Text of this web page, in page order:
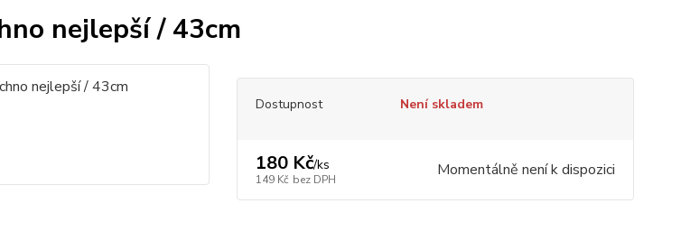
nejlepší / 43cm
Dostupnost Není skladem
180 Kč/ks
149 Kč bez DPH Momentálně není k dispozici